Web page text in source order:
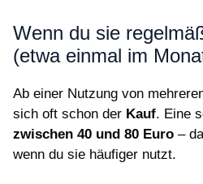
Wenn du sie
(etwa einmal im
Ab einer Nutzung von
sich oft schon der Kauf. Eine
zwischen 40 und 80 Euro –
wenn du sie häufiger nutzt.